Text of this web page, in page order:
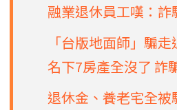
融業退休員工嘆：詐
「台版地面師」騙
名下7房產全沒了 詐
退休金、養老宅全